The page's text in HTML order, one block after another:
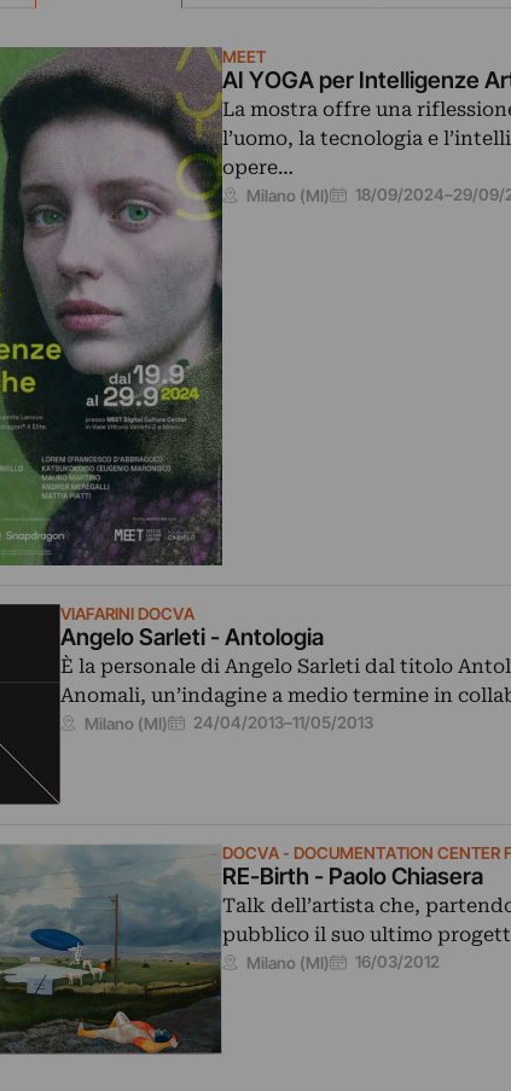
MEET
AI YOGA per Intelligenze
La mostra offre una
l’uomo, la tecnologia e
opere…
Milano (MI) 18/09/2024–29/09/
VIAFARINI DOCVA
Angelo Sarleti - Antologia
È la personale di Angelo Sarleti dal titolo
Anomali, un’indagine a medio termine in
Milano (MI) 24/04/2013–11/05/2013
DOCVA - DOCUMENTATION CENTER
RE-Birth - Paolo Chiasera
Talk dell’artista che,
pubblico il suo ultimo
Milano (MI) 16/03/2012